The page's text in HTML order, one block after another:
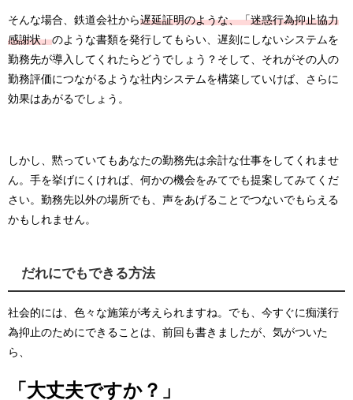
そんな場合、鉄道会社から遅延証明のような、「迷惑行為抑止協力
感謝状」のような書類を発行してもらい、遅刻にしないシステムを
勤務先が導入してくれたらどうでしょう？そして、それがその人の
勤務評価につながるような社内システムを構築していけば、さらに
効果はあがるでしょう。
しかし、黙っていてもあなたの勤務先は余計な仕事をしてくれませ
ん。手を挙げにくければ、何かの機会をみてでも提案してみてくだ
さい。勤務先以外の場所でも、声をあげることでつないでもらえる
かもしれません。
だれにでもできる方法
社会的には、色々な施策が考えられますね。でも、今すぐに痴漢行
為抑止のためにできることは、前回も書きましたが、気がついた
ら、
「大丈夫ですか？」